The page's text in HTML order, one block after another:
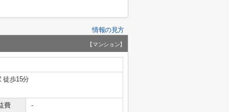
情報の見方
【マンション】
徒歩15分
費
-